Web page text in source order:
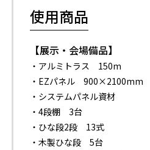
使用商品
【展示・会場備品】
・アルミトラス 150m
・EZパネル 900×2100mm
・システムパネル資材
・4段棚 3台
・ひな段2段 13式
・木製ひな段 5台